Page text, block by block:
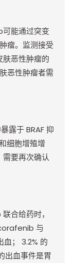
可能通过突变
瘤。监测接受
肤恶性肿瘤的
恶性肿瘤者需
露于BRAF抑
细胞增殖增
需要再次确认
联合给药时，
与
； 3.2% 的
出血事件是胃